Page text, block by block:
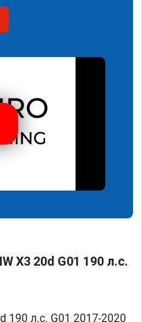
X3 20d G01 190 л.с.
190 л.с. G01 2017-2020